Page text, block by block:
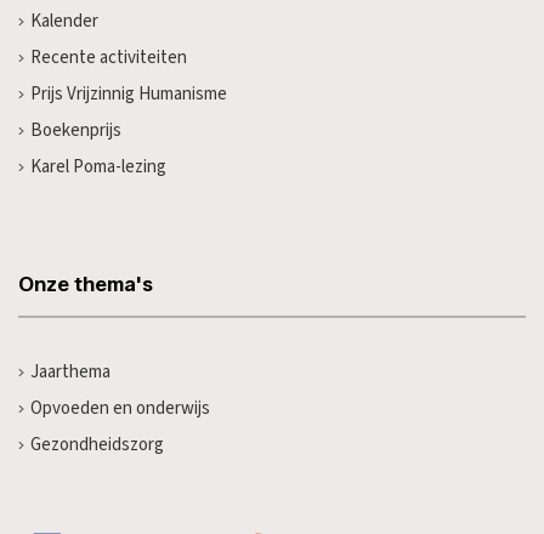
Kalender
Recente activiteiten
Prijs Vrijzinnig Humanisme
Boekenprijs
Karel Poma-lezing
Onze thema's
Jaarthema
Opvoeden en onderwijs
Gezondheidszorg